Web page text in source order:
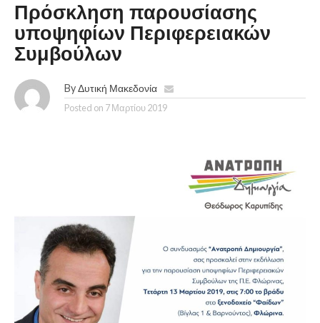
Πρόσκληση παρουσίασης
υποψηφίων Περιφερειακών
Συμβούλων
By Δυτική Μακεδονία
Posted on 7 Μαρτίου 2019